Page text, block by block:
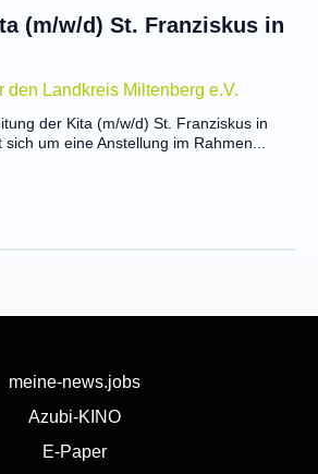
(m/w/d) St. Franziskus in
den Landkreis Miltenberg e.V.
der Kita (m/w/d) St. Franziskus in
um eine Anstellung im Rahmen...
meine-news.jobs
Azubi-KINO
E-Paper